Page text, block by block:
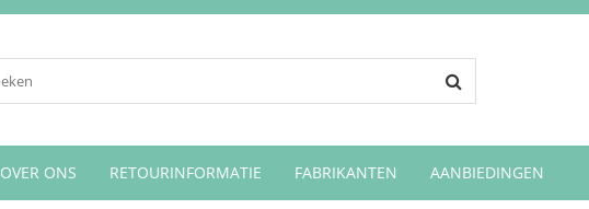
OVER ONS RETOURINFORMATIE FABRIKANTEN AANBIEDINGEN